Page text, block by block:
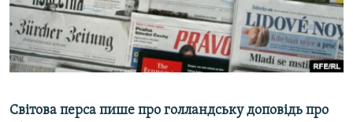
СВІДЧЕННЯ ОКУПАЦІЇ
УКРАЇНСЬКА ПРОБЛЕМА КРИМУ
ІНФОГРАФІКА
Qırımtatar
ДОЛУЧАЙСЯ!
Світова перса пише про голландську доповідь про